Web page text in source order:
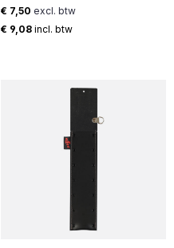
loop: 6.5 cm Diepte loop: 4.5
cmNormale prijs:
€ 7,50 excl. btw
€ 9,08 incl. btw